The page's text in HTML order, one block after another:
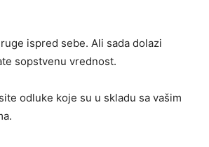
ispred sebe. Ali sada dolazi
sopstvenu vrednost.
odluke koje su u skladu sa vašim